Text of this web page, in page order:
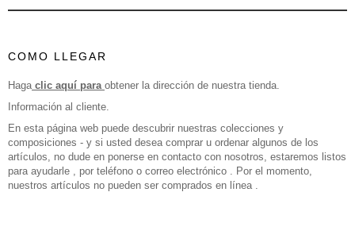
COMO LLEGAR
Haga clic aquí para obtener la dirección de nuestra tienda.
Información al cliente.
En esta página web puede descubrir nuestras colecciones y
composiciones - y si usted desea comprar u ordenar algunos de los
artículos, no dude en ponerse en contacto con nosotros, estaremos listos
para ayudarle , por teléfono o correo electrónico . Por el momento,
nuestros artículos no pueden ser comprados en línea .